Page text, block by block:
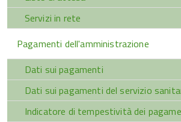
Servizi in rete
Pagamenti dell'amministrazione
Dati sui pagamenti
Dati sui pagamenti del servizio
Indicatore di tempestività dei